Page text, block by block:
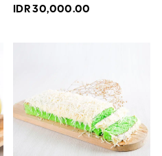
IDR 30,000.00